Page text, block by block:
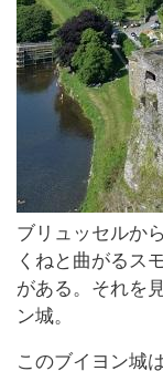
ブリュッセルか
くねと曲がるス
がある。それを
ン城。
このブイヨン城